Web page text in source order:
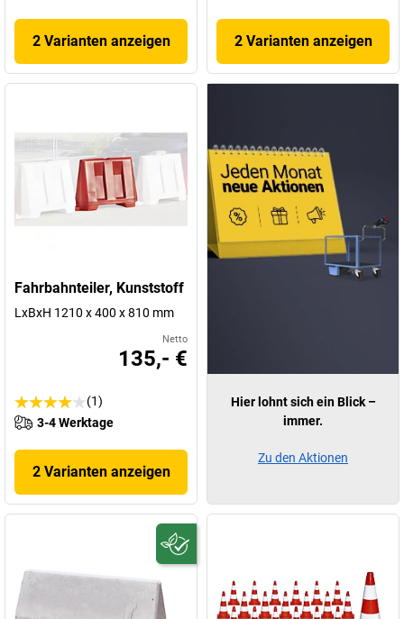
2 Varianten anzeigen 2 Varianten anzeigen
Fahrbahnteiler, Kunststoff
LxBxH 1210 x 400 x 810 mm
Netto
135,- €
(1)
3-4 Werktage
2 Varianten anzeigen
Hier lohnt sich ein Blick –
immer.
Zu den Aktionen